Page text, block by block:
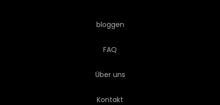
bloggen
FAQ
Über uns
Kontakt